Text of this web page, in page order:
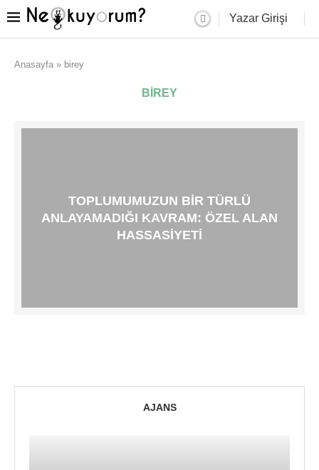
Yazar Girişi
Anasayfa » birey
BIREY
TOPLUMUMUZUN BIR TÜRLÜ
ANLAYAMADIĞI KAVRAM: ÖZEL ALAN
HASSASIYETI
AJANS